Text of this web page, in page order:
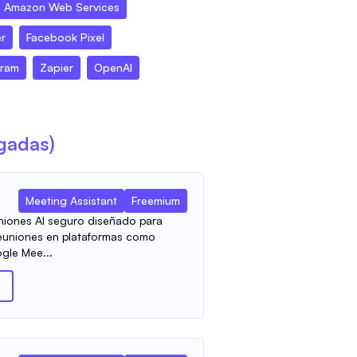
Amazon Web Services
Facebook Pixel
Zapier OpenAI
Meeting Assistant
Freemium
AI seguro diseñado para
en plataformas como
Mee...